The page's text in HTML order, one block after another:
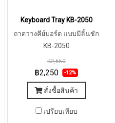
Keyboard Tray KB-2050
ถาดวางคีย์บอร์ด แบบมีลิ้นชัก
KB-2050
฿2,550
฿2,250 -12%
สั่งซื้อสินค้า
เปรียบเทียบ